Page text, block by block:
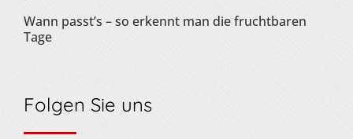
Wann passt’s – so erkennt man die fruchtbaren
Tage
Folgen Sie uns